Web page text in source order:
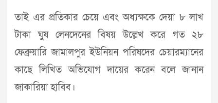
তাই এর প্রতিকার চেয়ে এবং অধ্যক্ষকে দেয়া ৮ লাখ
টাকা ঘুষ লেনদেনের বিষয় উল্লেখ করে গত ২৮
ফেব্রুয়ারি জামালপুর ইউনিয়ন পরিষদের চেয়ারম্যানের
কাছে লিখিত অভিযোগ দায়ের করেন বলে জানান
জাকারিয়া হাবিব।